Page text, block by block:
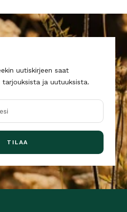
uutiskirjeen saat
ja uutuuksista.
TILAA